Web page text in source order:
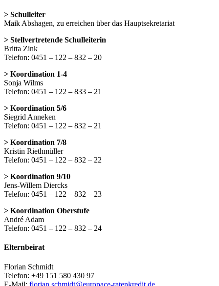
> Schulleiter
Maik Abshagen, zu erreichen über das Hauptsekretariat
> Stellvertretende Schulleiterin
Britta Zink
Telefon: 0451 – 122 – 832 – 20
> Koordination 1-4
Sonja Wilms
Telefon: 0451 – 122 – 833 – 21
> Koordination 5/6
Siegrid Anneken
Telefon: 0451 – 122 – 832 – 21
> Koordination 7/8
Kristin Riethmüller
Telefon: 0451 – 122 – 832 – 22
> Koordination 9/10
Jens-Willem Diercks
Telefon: 0451 – 122 – 832 – 23
> Koordination Oberstufe
André Adam
Telefon: 0451 – 122 – 832 – 24
Elternbeirat
Florian Schmidt
Telefon: +49 151 580 430 97
E-Mail: florian.schmidt@europace-ratenkredit.de